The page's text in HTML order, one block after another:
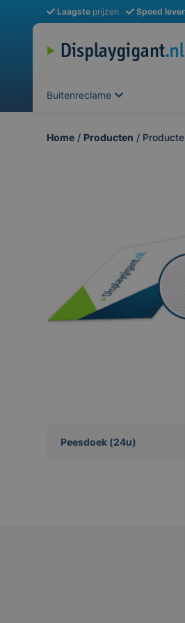
Laagste prijzen Spoed
Buitenreclame
Home / Producten /
Peesdoek (24u)